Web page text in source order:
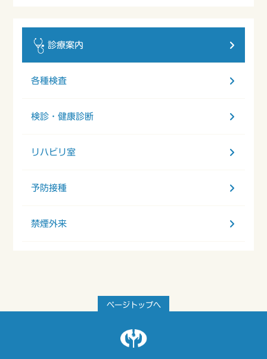
診療案内
各種検査
検診・健康診断
リハビリ室
予防接種
禁煙外来
ページトップへ